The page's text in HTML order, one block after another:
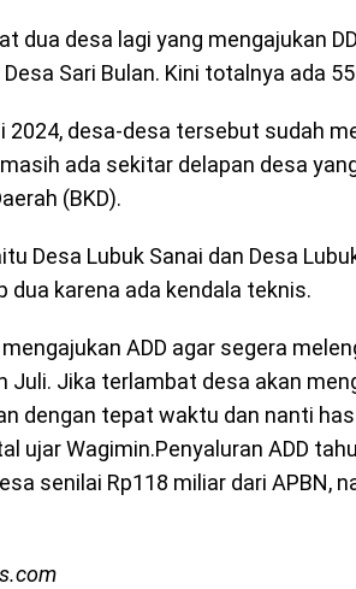
dua desa lagi yang mengajukan
Sari Bulan. Kini totalnya ada
2024, desa-desa tersebut sudah
ada sekitar delapan desa
(BKD).
Desa Lubuk Sanai dan Desa
dua karena ada kendala teknis.
ADD agar segera
Juli. Jika terlambat desa akan
dengan tepat waktu dan nanti
ujar Wagimin.Penyaluran ADD
senilai Rp118 miliar dari APBN,